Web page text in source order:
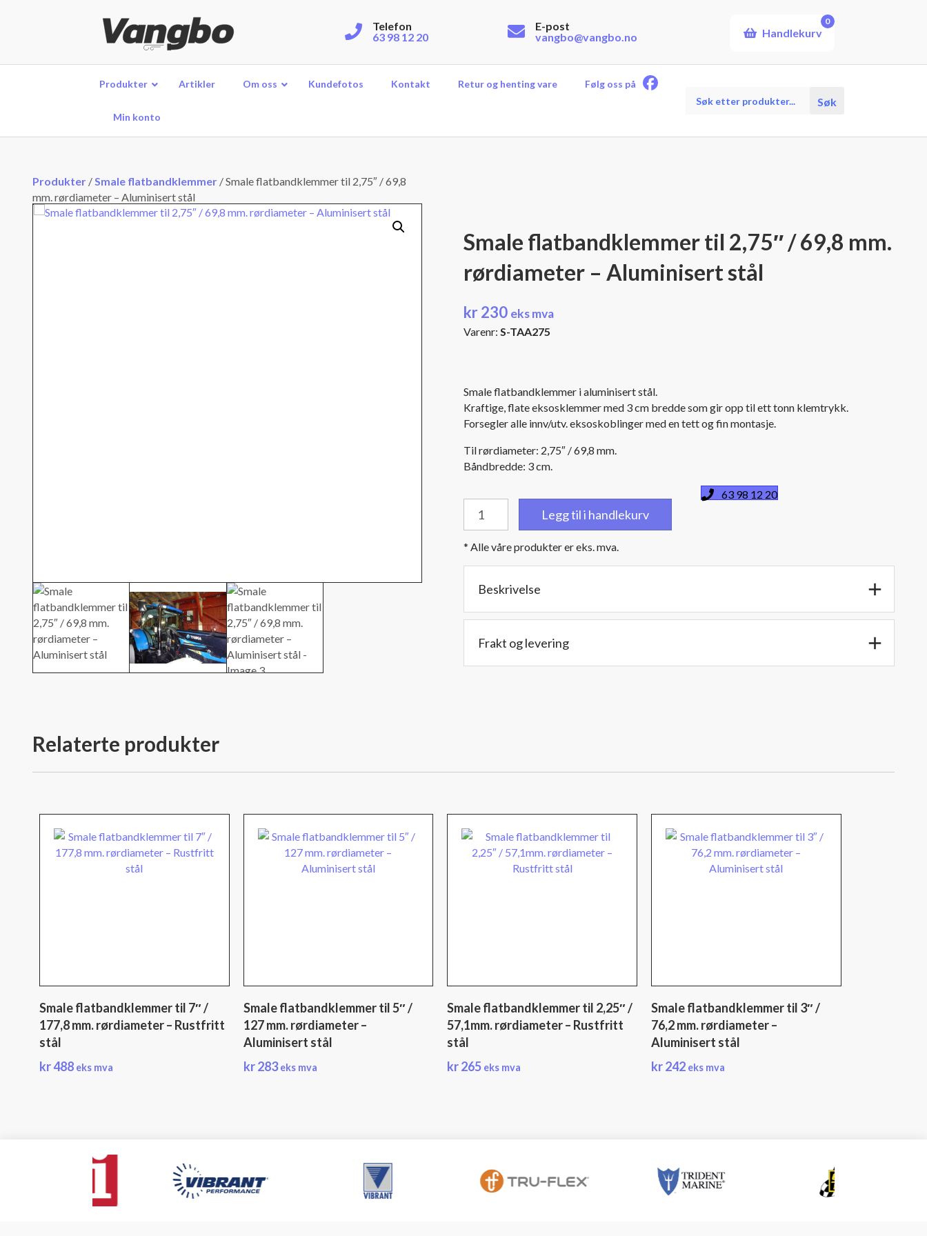
Telefon
63 98 12 20
E-post
vangbo@vangbo.no
Handlekurv
0
Produkter Artikler Om oss Kundefotos Kontakt Retur og henting vare Følg oss på
Min konto
search
Søk
Produkter /Smale flatbandklemmer /Smale flatbandklemmer til 2,75″ / 69,8
mm. rørdiameter – Aluminisert stål
Smale flatbandklemmer til 2,75″ / 69,8 mm.
rørdiameter – Aluminisert stål
kr230 eks mva
Varenr: S-TAA275
Smale flatbandklemmer i aluminisert stål.
Kraftige, flate eksosklemmer med 3 cm bredde som gir opp til ett tonn klemtrykk.
Forsegler alle innv/utv. eksoskoblinger med en tett og fin montasje.
Til rørdiameter: 2,75″ / 69,8 mm.
Båndbredde: 3 cm.
flatbandklemmer
2,75″
/
69,8
rørdiameter
Aluminisert
stål
Legg til i handlekurv
* Alle våre produkter er eks. mva.
63 98 12 20
Beskrivelse
Frakt og levering
Relaterte produkter
Smale flatbandklemmer til 7″ /
177,8 mm. rørdiameter – Rustfritt
stål
kr488 eks mva
Smale flatbandklemmer til 5″ /
127 mm. rørdiameter –
Aluminisert stål
kr283 eks mva
Smale flatbandklemmer til 2,25″ /
57,1mm. rørdiameter – Rustfritt
stål
kr265 eks mva
Smale flatbandklemmer til 3″ /
76,2 mm. rørdiameter –
Aluminisert stål
kr242 eks mva